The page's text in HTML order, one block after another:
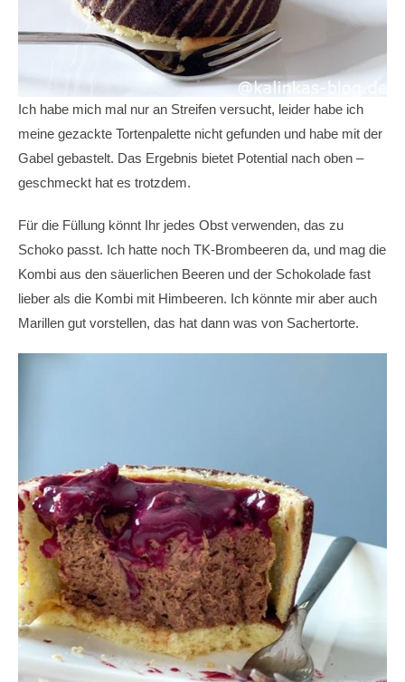
Ich habe mich mal nur an Streifen versucht, leider habe ich
meine gezackte Tortenpalette nicht gefunden und habe mit der
Gabel gebastelt. Das Ergebnis bietet Potential nach oben –
geschmeckt hat es trotzdem.
Für die Füllung könnt Ihr jedes Obst verwenden, das zu
Schoko passt. Ich hatte noch TK-Brombeeren da, und mag die
Kombi aus den säuerlichen Beeren und der Schokolade fast
lieber als die Kombi mit Himbeeren. Ich könnte mir aber auch
Marillen gut vorstellen, das hat dann was von Sachertorte.